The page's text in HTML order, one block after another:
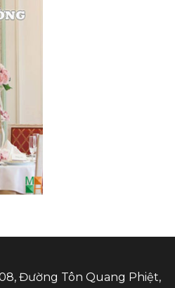
Đường Tôn Quang Phiệt,